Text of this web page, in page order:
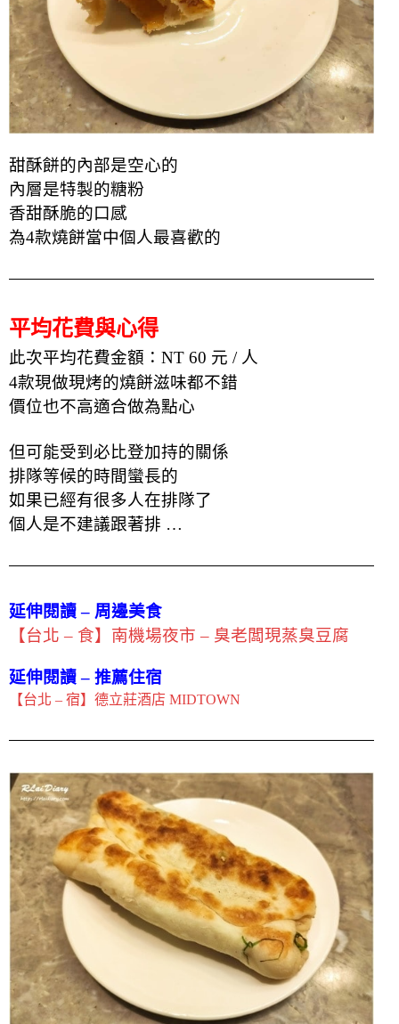
甜酥餅的內部是空心的
內層是特製的糖粉
香甜酥脆的口感
為4款燒餅當中個人最喜歡的
平均花費與心得
此次平均花費金額：NT 60 元 / 人
4款現做現烤的燒餅滋味都不錯
價位也不高適合做為點心
但可能受到必比登加持的關係
排隊等候的時間蠻長的
如果已經有很多人在排隊了
個人是不建議跟著排 …
延伸閱讀 – 周邊美食
【台北 – 食】南機場夜市 – 臭老闆現蒸臭豆腐
延伸閱讀 – 推薦住宿
【台北 – 宿】德立莊酒店 MIDTOWN